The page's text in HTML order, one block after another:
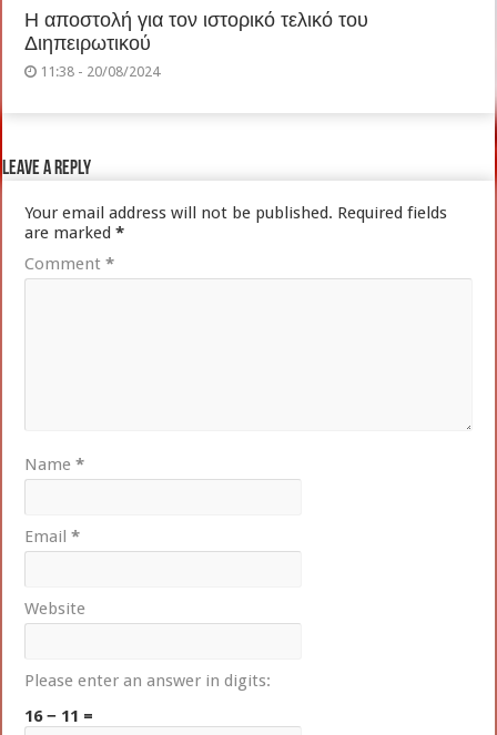
Η αποστολή για τον ιστορικό τελικό του
Διηπειρωτικού
11:38 - 20/08/2024
Leave a Reply
Your email address will not be published. Required fields
are marked*
Comment*
Name*
Email*
Website
Please enter an answer in digits:
16 − 11 =